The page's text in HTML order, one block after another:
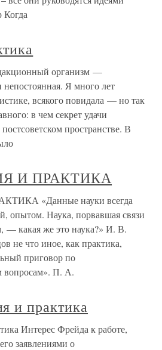
Когда
организм —
непостоянная. Я много лет
всякого повидала — но так
в чем секрет удачи
пространстве. В
И ПРАКТИКА
«Данные науки всегда
опытом. Наука, порвавшая связи
— какая же это наука?» И. В.
не что иное, как практика,
приговор по
вопросам». П. А.
и практика
Интерес Фрейда к работе,
заявлениями о